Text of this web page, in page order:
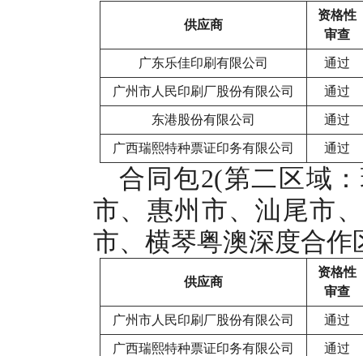
供应商
资格性
审查
广东乐佳印刷有限公司 通过
广州市人民印刷厂股份有限公司 通过
东港股份有限公司 通过
广西瑞熙特种票证印务有限公司 通过
合同包2(第二区域
市、惠州市、汕尾市
市、横琴粤澳深度合作
供应商
资格性
审查
广州市人民印刷厂股份有限公司 通过
广西瑞熙特种票证印务有限公司 通过